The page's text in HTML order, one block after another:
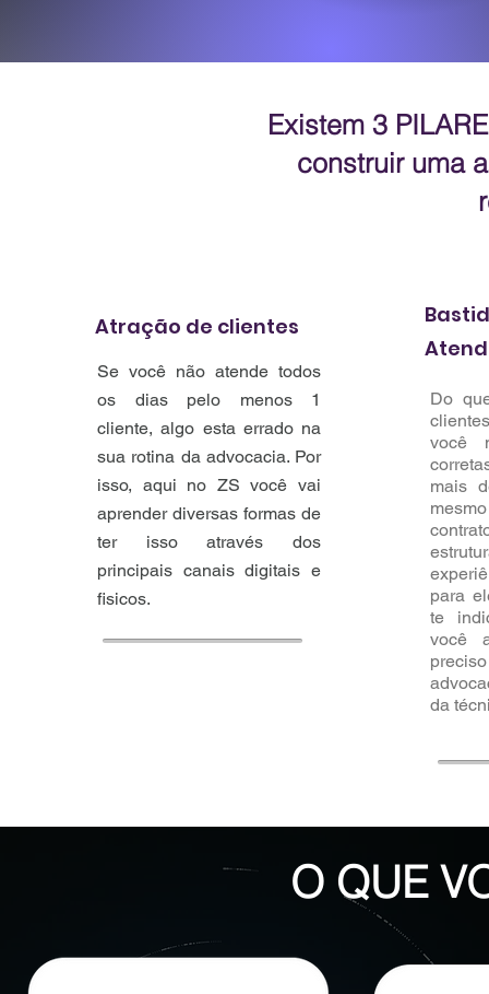
Existem 3
construir uma
Atração de clientes
Se você não atende todos
os dias pelo menos 1
cliente, algo esta errado na
sua rotina da advocacia. Por
isso, aqui no ZS você vai
aprender diversas formas de
ter isso através dos
principais canais digitais e
fisicos.
Do
você
mais
para
te
você
da
O QUE